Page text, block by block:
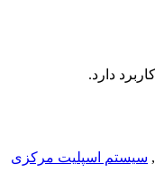
, سیستم اسپلیت مرکزی